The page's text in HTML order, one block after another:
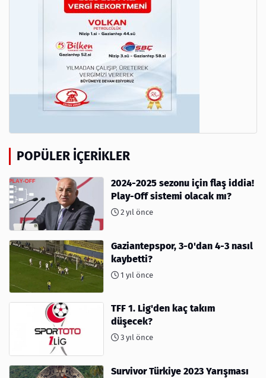
POPÜLER İÇERIKLER
2024-2025 sezonu için flaş iddia!
Play-Off sistemi olacak mı?
2 yıl önce
Gaziantepspor, 3-0'dan 4-3 nasıl
kaybetti?
1 yıl önce
TFF 1. Lig'den kaç takım
düşecek?
3 yıl önce
Survivor Türkiye 2023 Yarışması